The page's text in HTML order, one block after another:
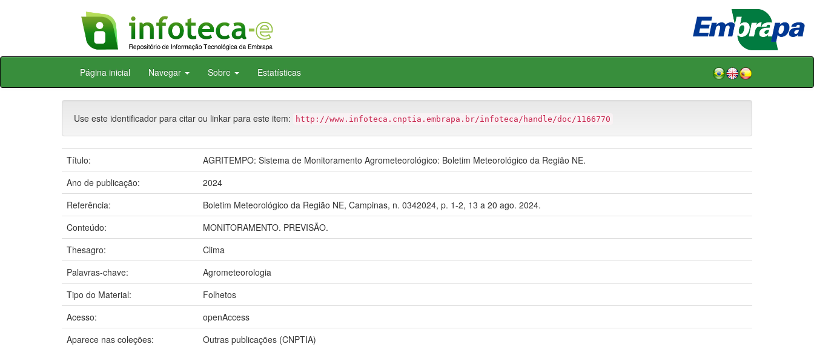
Skip
Página inicial Navegar Sobre Estatísticas
Use este identificador para citar ou linkar para este item: http://www.infoteca.cnptia.embrapa.br/infoteca/handle/doc/1166770
Título:
AGRITEMPO: Sistema de Monitoramento Agrometeorológico: Boletim Meteorológico da Região NE.
Ano de publicação:
2024
Referência:
Boletim Meteorológico da Região NE, Campinas, n. 0342024, p. 1-2, 13 a 20 ago. 2024.
Conteúdo:
MONITORAMENTO. PREVISÃO.
Thesagro:
Clima
Palavras-chave:
Agrometeorologia
Tipo do Material:
Folhetos
Acesso:
openAccess
Aparece nas coleções:
Outras publicações (CNPTIA)